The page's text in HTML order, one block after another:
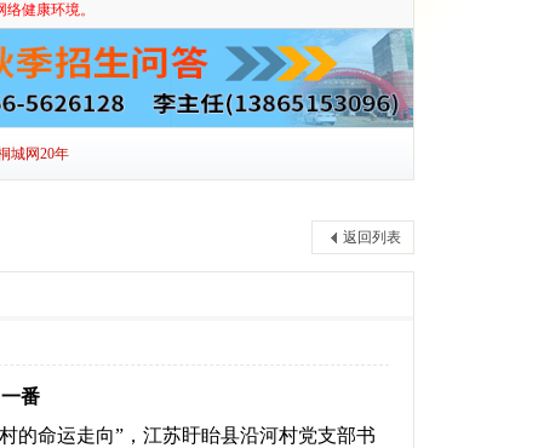
健康环境。
城网20年
返回列表
番
的命运走向”，江苏盱眙县沿河村党支部书